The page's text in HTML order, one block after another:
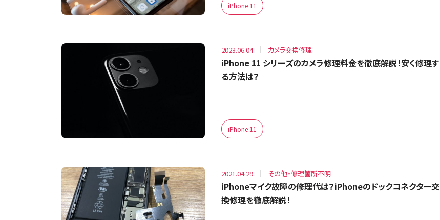
iPhone 11
2023.06.04 カメラ交換修理
iPhone 11 シリーズのカメラ修理料金を徹底解説！安く修理す
る方法は？
iPhone 11
2021.04.29 その他・修理箇所不明
iPhoneマイク故障の修理代は？iPhoneのドックコネクター交
換修理を徹底解説！